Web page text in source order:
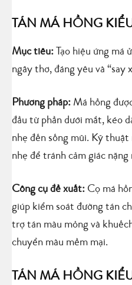
TÁN MÁ HỒNG
Mục tiêu: Tạo hiệu ứng má
ngây thơ, đáng yêu và “say
Phương pháp: Má hồng
đầu từ phần dưới mắt, kéo
nhẹ đến sống mũi. Kỹ
nhẹ để tránh cảm giác nặng
Công cụ đề xuất: Cọ má
giúp kiểm soát đường tán
trợ tán màu mỏng và
chuyển màu mềm mại.
TÁN MÁ HỒNG